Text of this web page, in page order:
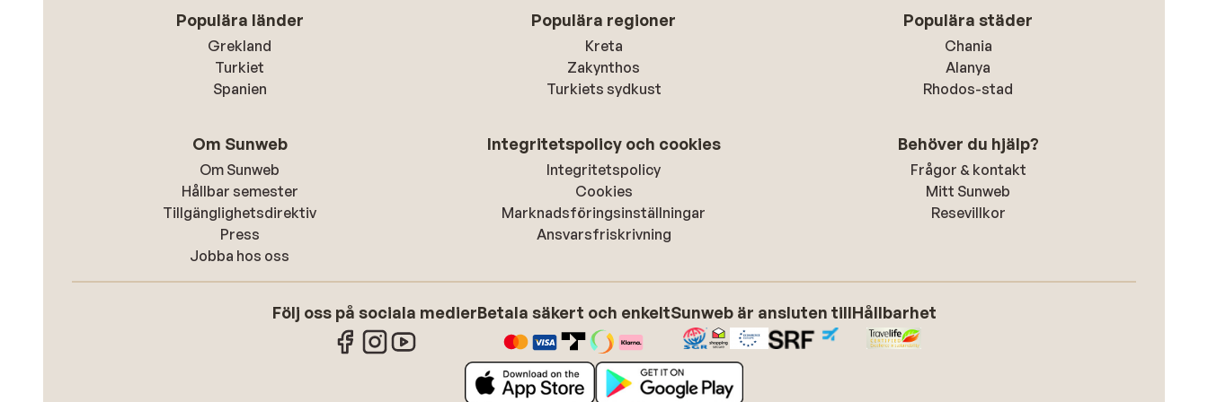
Populära länder
Grekland
Turkiet
Spanien
Populära regioner
Kreta
Zakynthos
Turkiets sydkust
Populära städer
Chania
Alanya
Rhodos-stad
Om Sunweb
Om Sunweb
Hållbar semester
Tillgänglighetsdirektiv
Press
Jobba hos oss
Integritetspolicy och cookies
Integritetspolicy
Cookies
Marknadsföringsinställningar
Ansvarsfriskrivning
Behöver du hjälp?
Frågor & kontakt
Mitt Sunweb
Resevillkor
Följ oss på sociala medierBetala säkert och enkeltSunweb är ansluten tillHållbarhet